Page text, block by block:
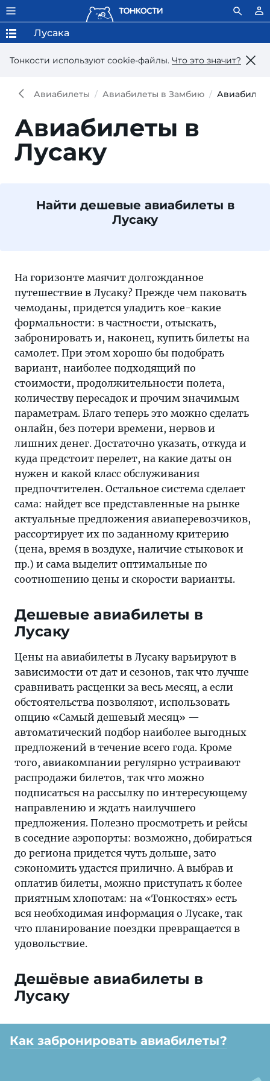
Тонкости используют сookie-файлы. Что это значит?
Лусака
Авиабилеты Авиабилеты в Замбию
Авиабилеты в
Лусаку
Найти дешевые авиабилеты в
Лусаку
На горизонте маячит долгожданное
путешествие в Лусаку? Прежде чем паковать
чемоданы, придется уладить кое-какие
формальности: в частности, отыскать,
забронировать и, наконец, купить билеты на
самолет. При этом хорошо бы подобрать
вариант, наиболее подходящий по
стоимости, продолжительности полета,
количеству пересадок и прочим значимым
параметрам. Благо теперь это можно сделать
онлайн, без потери времени, нервов и
лишних денег. Достаточно указать, откуда и
куда предстоит перелет, на какие даты он
нужен и какой класс обслуживания
предпочтителен. Остальное система сделает
сама: найдет все представленные на рынке
актуальные предложения авиаперевозчиков,
рассортирует их по заданному критерию
(цена, время в воздухе, наличие стыковок и
пр.) и сама выделит оптимальные по
соотношению цены и скорости варианты.
Дешевые авиабилеты в
Лусаку
Цены на авиабилеты в Лусаку варьируют в
зависимости от дат и сезонов, так что лучше
сравнивать расценки за весь месяц, а если
обстоятельства позволяют, использовать
опцию «Самый дешевый месяц» —
автоматический подбор наиболее выгодных
предложений в течение всего года. Кроме
того, авиакомпании регулярно устраивают
распродажи билетов, так что можно
подписаться на рассылку по интересующему
направлению и ждать наилучшего
предложения. Полезно просмотреть и рейсы
в соседние аэропорты: возможно, добираться
до региона придется чуть дольше, зато
сэкономить удастся прилично. А выбрав и
оплатив билеты, можно приступать к более
приятным хлопотам: на «Тонкостях» есть
вся необходимая информация о Лусаке, так
что планирование поездки превращается в
удовольствие.
Дешёвые авиабилеты в
Лусаку
Как забронировать авиабилеты?